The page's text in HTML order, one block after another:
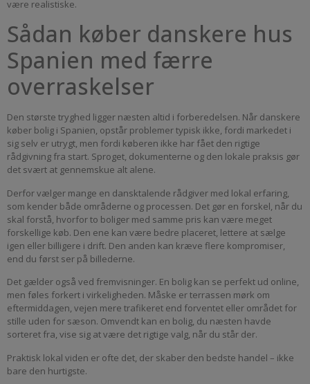
være realistiske.
Sådan køber danskere hus
Spanien med færre
overraskelser
Den største tryghed ligger næsten altid i forberedelsen. Når danskere
køber bolig i Spanien, opstår problemer typisk ikke, fordi markedet i
sig selv er utrygt, men fordi køberen ikke har fået den rigtige
rådgivning fra start. Sproget, dokumenterne og den lokale praksis gør
det svært at gennemskue alt alene.
Derfor vælger mange en dansktalende rådgiver med lokal erfaring,
som kender både områderne og processen. Det gør en forskel, når du
skal forstå, hvorfor to boliger med samme pris kan være meget
forskellige køb. Den ene kan være bedre placeret, lettere at sælge
igen eller billigere i drift. Den anden kan kræve flere kompromiser,
end du først ser på billederne.
Det gælder også ved fremvisninger. En bolig kan se perfekt ud online,
men føles forkert i virkeligheden. Måske er terrassen mørk om
eftermiddagen, vejen mere trafikeret end forventet eller området for
stille uden for sæson. Omvendt kan en bolig, du næsten havde
sorteret fra, vise sig at være det rigtige valg, når du står der.
Praktisk lokal viden er ofte det, der skaber den bedste handel – ikke
bare den hurtigste.